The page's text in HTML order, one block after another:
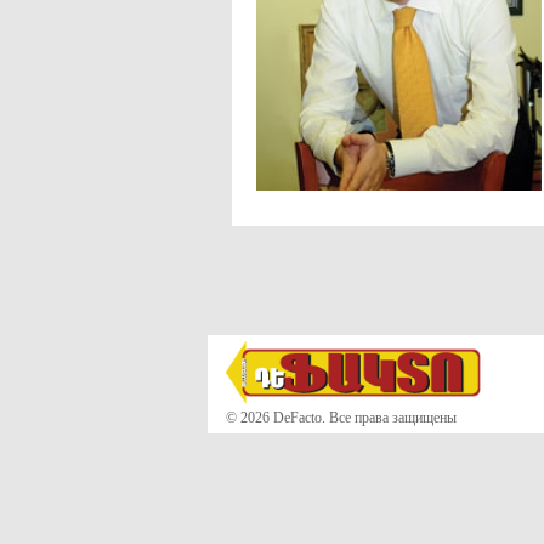
© 2026 DeFacto. Все права защищены